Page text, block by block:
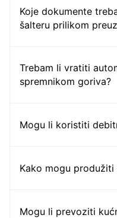
Koje dokumente
šalteru prilikom
Trebam li vratiti
spremnikom goriva?
Mogu li koristiti
Kako mogu
Mogu li prevoziti